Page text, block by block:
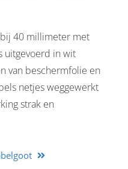
40 millimeter met
uitgevoerd in wit
van beschermfolie en
netjes weggewerkt
strak en